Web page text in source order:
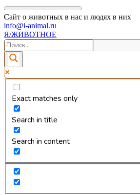
Сайт о животных в нас и людях в них
info@i-animal.ru
Я/ЖИВОТНОЕ
Exact matches only
Search in title
Search in content